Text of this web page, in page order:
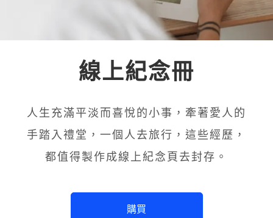
線上紀念冊
人生充滿平淡而喜悅的小事，牽著愛人的
手踏入禮堂，一個人去旅行，這些經歷，
都值得製作成線上紀念頁去封存。
購買